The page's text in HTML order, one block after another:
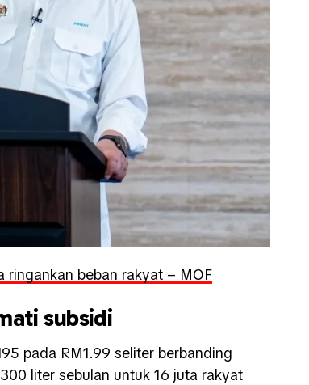
ringankan beban rakyat – MOF
subsidi
pada RM1.99 seliter berbanding
liter sebulan untuk 16 juta rakyat